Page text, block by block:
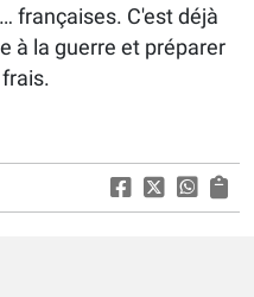
françaises. C'est déjà
à la guerre et préparer